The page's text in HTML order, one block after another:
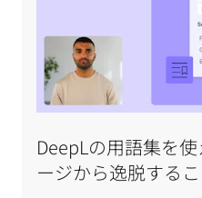
DeepLの用語集を
ージから逸脱する